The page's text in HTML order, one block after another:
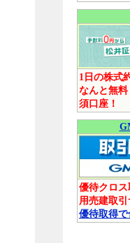
1日の株式
なんと無
須口座！
優待クロ
用売建取引
優待取得で